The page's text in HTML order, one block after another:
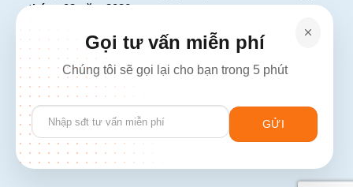
tháng 03 năm 2026
226 Đường Láng, Đống Đa, Hà Nội
137 Đường Hòa Hưng, Phường 12, Quận 10, TP. Hồ Chí
Minh
Hotline: 1900 2106 - 0386 001 001
Email:Giaiphap3g@gmail.com
Gọi tư vấn miễn phí
Chúng tôi sẽ gọi lại cho bạn trong 5 phút
Please
leave
field